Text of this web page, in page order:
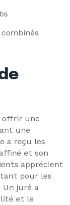
offrir une
une
a reçu les
et son
apprécient
pour les
juré a
et le